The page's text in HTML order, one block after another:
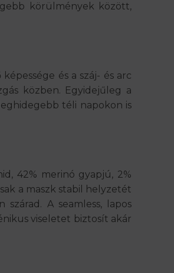
körülmények között,
és a száj- és arc
közben. Egyidejűleg a
téli napokon is
42% merinó gyapjú, 2%
a maszk stabil helyzetét
A seamless, lapos
viseletet biztosít akár